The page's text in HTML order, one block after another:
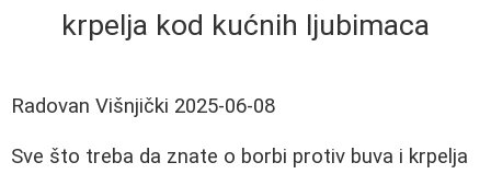
krpelja kod kućnih ljubimaca
Radovan Višnjički 2025-06-08
Sve što treba da znate o borbi protiv buva i krpelja